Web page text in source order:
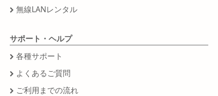
無線LANレンタル
サポート・ヘルプ
各種サポート
よくあるご質問
ご利用までの流れ